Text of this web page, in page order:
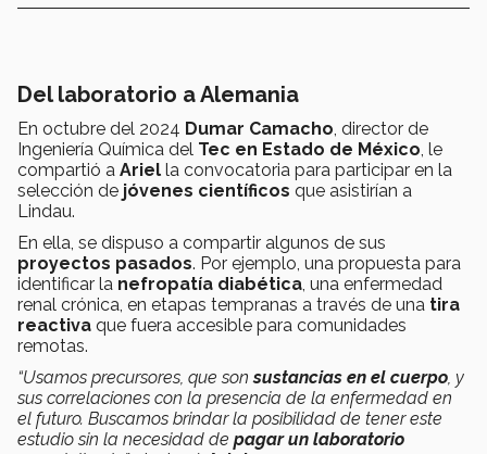
Del laboratorio a Alemania
En octubre del 2024 Dumar Camacho, director de
Ingeniería Química del Tec en Estado de México, le
compartió a Ariel la convocatoria para participar en la
selección de jóvenes científicos que asistirían a
Lindau.
En ella, se dispuso a compartir algunos de sus
proyectos pasados. Por ejemplo, una propuesta para
identificar la nefropatía diabética, una enfermedad
renal crónica, en etapas tempranas a través de una tira
reactiva que fuera accesible para comunidades
remotas.
“Usamos precursores, que sonsustancias en el cuerpo, y
sus correlaciones con la presencia de la enfermedad en
el futuro. Buscamos brindar la posibilidad de tener este
estudio sin la necesidad de pagar un laboratorio